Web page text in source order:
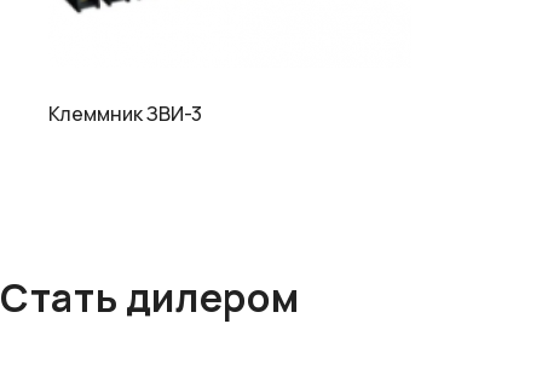
Клеммник ЗВИ-3
Стать дилером